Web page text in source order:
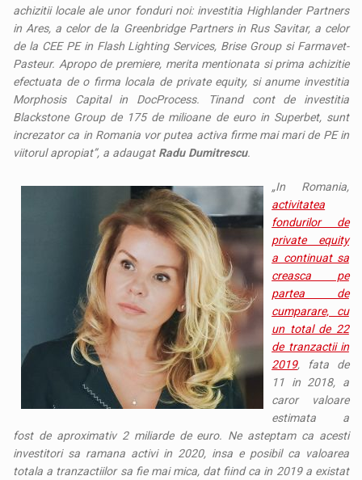
achizitii locale ale unor fonduri noi: investitia Highlander Partners
in Ares, a celor de la Greenbridge Partners in Rus Savitar, a celor
de la CEE PE in Flash Lighting Services, Brise Group si Farmavet-
Pasteur. Apropo de premiere, merita mentionata si prima achizitie
efectuata de o firma locala de private equity, si anume investitia
Morphosis Capital in DocProcess. Tinand cont de investitia
Blackstone Group de 175 de milioane de euro in Superbet, sunt
increzator ca in Romania vor putea activa firme mai mari de PE in
viitorul apropiat”, a adaugat Radu Dumitrescu.
„In Romania,
activitatea
fondurilor de
private equity
a continuat sa
creasca pe
partea de
cumparare, cu
un total de 22
de tranzactii in
2019, fata de
11 in 2018, a
caror valoare
estimata a
fost de aproximativ 2 miliarde de euro. Ne asteptam ca acesti
investitori sa ramana activi in 2020, insa e posibil ca valoarea
totala a tranzactiilor sa fie mai mica, dat fiind ca in 2019 a existat